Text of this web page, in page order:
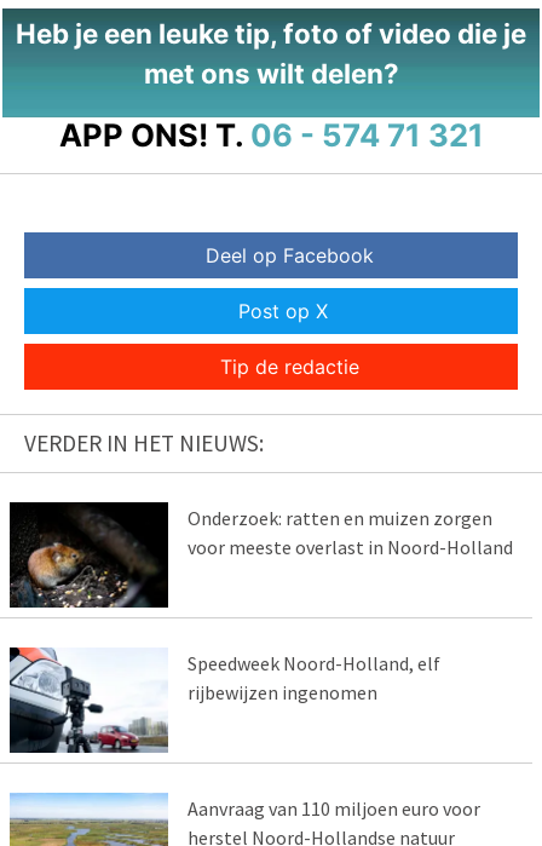
Heb je een leuke tip, foto of video die je
met ons wilt delen?
APP ONS! T. 06 - 574 71 321
Deel op Facebook
Post op X
Tip de redactie
VERDER IN HET NIEUWS:
Onderzoek: ratten en muizen zorgen
voor meeste overlast in Noord-Holland
Speedweek Noord-Holland, elf
rijbewijzen ingenomen
Aanvraag van 110 miljoen euro voor
herstel Noord-Hollandse natuur